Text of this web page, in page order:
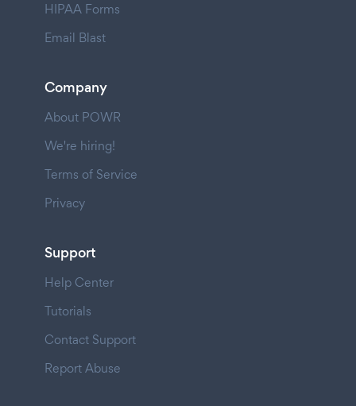
HIPAA Forms
Email Blast
Company
About POWR
We're hiring!
Terms of Service
Privacy
Support
Help Center
Tutorials
Contact Support
Report Abuse